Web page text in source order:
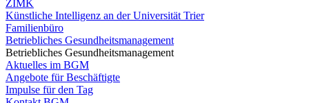
ZIMK
Künstliche Intelligenz an der Universität Trier
Familienbüro
Betriebliches Gesundheitsmanagement
Betriebliches Gesundheitsmanagement
Aktuelles im BGM
Angebote für Beschäftigte
Impulse für den Tag